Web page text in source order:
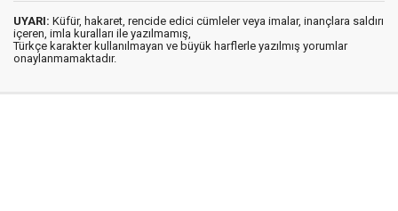
UYARI: Küfür, hakaret, rencide edici cümleler veya imalar, inançlara saldırı
içeren, imla kuralları ile yazılmamış,
Türkçe karakter kullanılmayan ve büyük harflerle yazılmış yorumlar
onaylanmamaktadır.